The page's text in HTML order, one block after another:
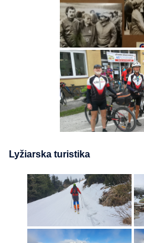
Lyžiarska turistika